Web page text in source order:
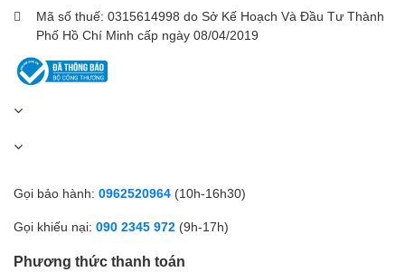
An toàn là trên hết
Hãy yên tâm khi biết rằng hệ thống an toàn MultiProtect của
Anker cung cấp khả năng bảo vệ toàn diện cho thiết bị của bạn,
Mã số thuế: 0315614998 do Sở Kế Hoạch Và Đầu Tư Thành
Phố Hồ Chí Minh cấp ngày 08/04/2019
Gọi bảo hành: 0962520964 (10h-16h30)
Gọi khiếu nại: 090 2345 972 (9h-17h)
Phương thức thanh toán